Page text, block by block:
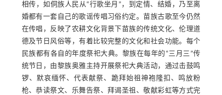
相传，如侗族人民从“行歌坐月”，到定情、结婚，乃至离
婚都有一套自己的歌谣传唱习俗约定。苗族古歌至今仍然
在传唱，反映了农耕文化背景下苗族的传统文化、伦理道
德及节日风俗等，有着比较完整的文化和社会功能。每个
民族都有各自的年度祭祀大典。黎族在每年的“三月三”传
统节日，由黎族奥雅主持开展祭祀大典活动，通过击鼓鸣
锣、默哀缅怀、代表献祭、跪拜始祖神袍隆扣、鸣放粉
枪、恭读祭文、乐舞告祭、拜谒圣祖、敬献彩虹等方式完